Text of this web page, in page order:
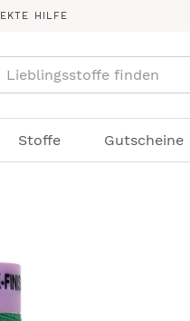
HILFE
Stoffe Gutscheine